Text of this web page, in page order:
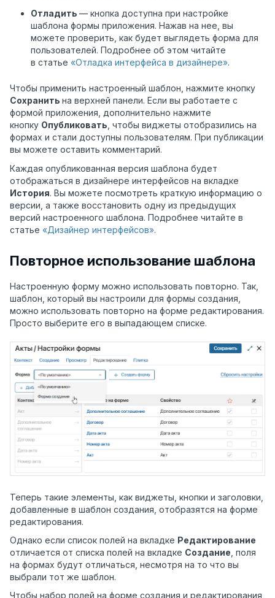
Отладить — кнопка доступна при настройке
шаблона формы приложения. Нажав на нее, вы
можете проверить, как будет выглядеть форма для
пользователей. Подробнее об этом читайте
в статье «Отладка интерфейса в дизайнере».
Чтобы применить настроенный шаблон, нажмите кнопку
Сохранить на верхней панели. Если вы работаете с
формой приложения, дополнительно нажмите
кнопку Опубликовать, чтобы виджеты отобразились на
формах и стали доступны пользователям. При публикации
вы можете оставить комментарий.
Каждая опубликованная версия шаблона будет
отображаться в дизайнере интерфейсов на вкладке
История. Вы можете посмотреть краткую информацию о
версии, а также восстановить одну из предыдущих
версий настроенного шаблона. Подробнее читайте в
статье «Дизайнер интерфейсов».
Повторное использование шаблона
Настроенную форму можно использовать повторно. Так,
шаблон, который вы настроили для формы создания,
можно использовать повторно на форме редактирования.
Просто выберите его в выпадающем списке.
Теперь такие элементы, как виджеты, кнопки и заголовки,
добавленные в шаблон создания, отобразятся на форме
редактирования.
Однако если список полей на вкладке Редактирование
отличается от списка полей на вкладке Создание , поля
на формах будут отличаться, несмотря на то что вы
выбрали тот же шаблон.
Чтобы набор полей на форме создания и редактирования